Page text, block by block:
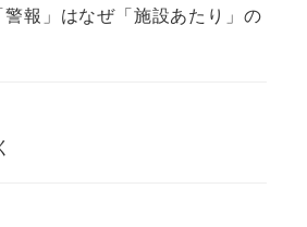
報」はなぜ「施設あたり」の